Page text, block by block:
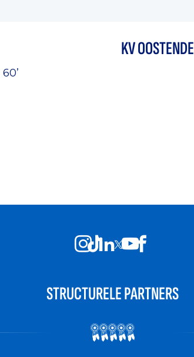
60’
KV OOSTENDE
STRUCTURELE PARTNERS